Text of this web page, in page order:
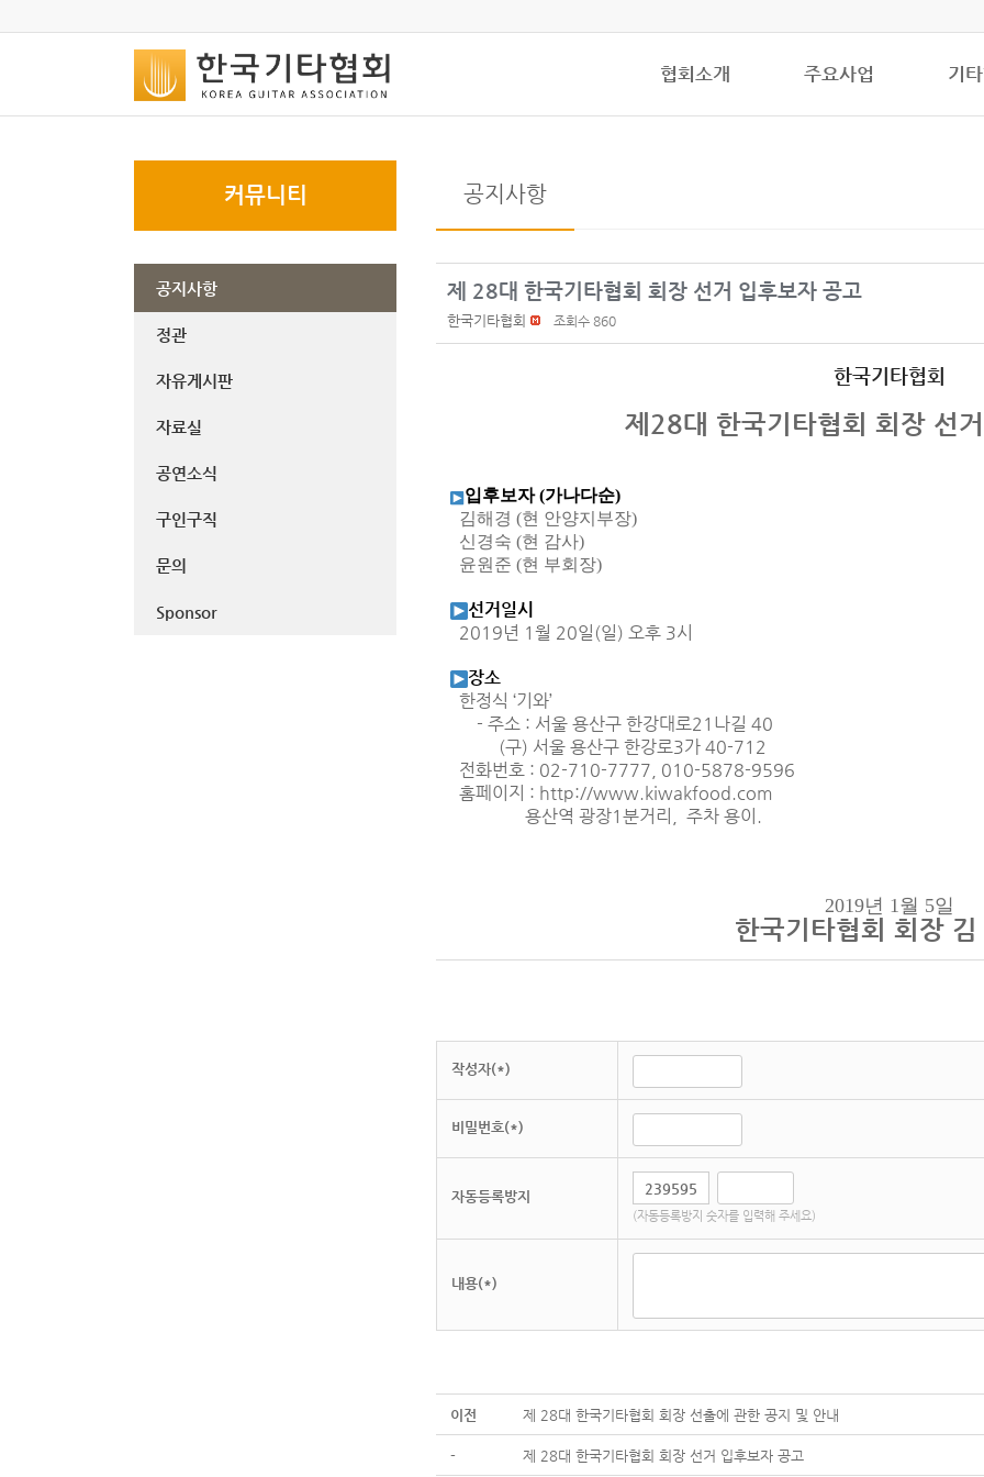
협회소개 주요사업 기
커뮤니티
공지사항
정관
자유게시판
자료실
공연소식
구인구직
문의
Sponsor
공지사항
제 28대 한국기타협회 회장 선거 입후보자 공고
한국기타협회 조회수 860
한국기타협회
제28대 한국기타협회 회장 선
입후보자 (가나다순)
김해경 (현 안양지부장)
신경숙 (현 감사)
윤원준 (현 부회장)
선거일시
2019년 1월 20일(일) 오후 3시
장소
한정식 ‘기와’
- 주소 : 서울 용산구 한강대로21나길 40
(구) 서울 용산구 한강로3가 40-712
전화번호 : 02-710-7777, 010-5878-9596
홈페이지 : http://www.kiwakfood.com
용산역 광장1분거리, 주차 용이.
2019년 1월 5일
한국기타협회 회장
작성자(*)
비밀번호(*)
자동등록방지
(자동등록방지 숫자를 입력해 주세요)
내용(*)
이전 제 28대 한국기타협회 회장 선출에 관한 공지 및 안내
- 제 28대 한국기타협회 회장 선거 입후보자 공고